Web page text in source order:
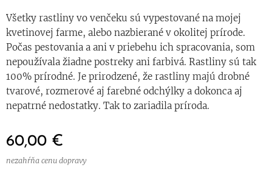
Všetky rastliny vo venčeku sú vypestované na mojej
kvetinovej farme, alebo nazbierané v okolitej prírode.
Počas pestovania a ani v priebehu ich spracovania, som
nepoužívala žiadne postreky ani farbivá. Rastliny sú tak
100% prírodné. Je prirodzené, že rastliny majú drobné
tvarové, rozmerové aj farebné odchýlky a dokonca aj
nepatrné nedostatky. Tak to zariadila príroda.
60,00 €
nezahŕňa cenu dopravy